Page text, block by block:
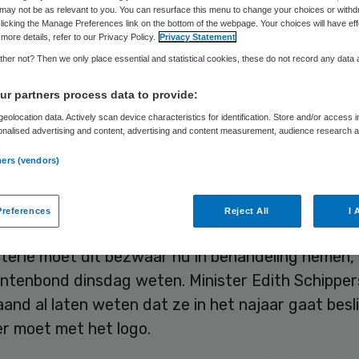
heeft een officieel bezwaar
een logo dat op verschillende
Het bezwaar richt zich op het besluit van
van Volksgezondheid om de goedkeuring van
een jaar te verlengen.
moet dit bezwaar nu in behandeling
dinsdag weten. Minister Edith
al laten weten dat ze in het najaar gaat
moet met het logo.
not be as relevant to you. You can resurface this menu to change your choices or
the Manage Preferences link on the bottom of the webpage. Your choices will have
details, refer to our Privacy Policy.
Privacy Statement
not? Then we only place essential and statistical cookies, these do not record any data
partners process data to provide:
data. Actively scan device characteristics for identification. Store and/or access
advertising and content, advertising and content measurement, audience research
(vendors)
Reject All I